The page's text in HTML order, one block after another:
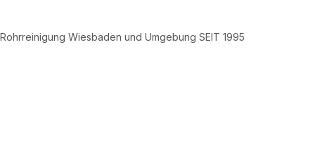
Rohrreinigung Wiesbaden und Umgebung SEIT 1995